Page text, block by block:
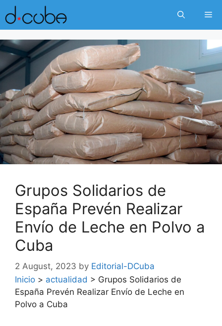
Skip
to
content
Grupos Solidarios de
España Prevén Realizar
Envío de Leche en Polvo a
Cuba
2 August, 2023 by Editorial-DCuba
Inicio > actualidad > Grupos Solidarios de
España Prevén Realizar Envío de Leche en
Polvo a Cuba